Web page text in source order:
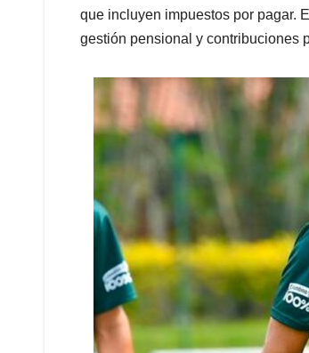
que incluyen impuestos por pagar.
gestión pensional y contribuciones